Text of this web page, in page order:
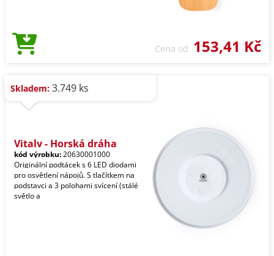
Cena od 153,41 Kč
Skladem: 3.749 ks
Vitaly - Horská dráha
kód výrobku:20630001000
Originální podtácek s 6 LED diodami
pro osvětlení nápojů. S tlačítkem na
podstavci a 3 polohami svícení (stálé
světlo a